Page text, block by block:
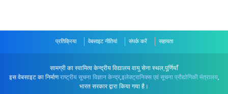
प्रतिक्रिया वेबसाइट नीतियां संपर्क करें सहायता
सामग्री का स्वामित्व केन्द्रीय विद्यालय वायु सेना स्थल,पूर्णियाँ
इस वेबसाइट का निर्माणराष्ट्रीय सूचना विज्ञान केन्द्र,इलेक्ट्रानिक्स एवं सूचना प्रौद्योगिकी मंत्रालय,
भारत सरकार द्वारा किया गया है।